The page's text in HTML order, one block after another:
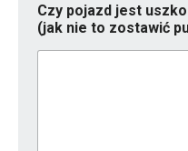
Czy pojazd jest
(jak nie to zostawić